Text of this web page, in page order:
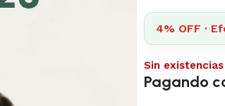
4% OFF ·
Sin existencias
Pagando